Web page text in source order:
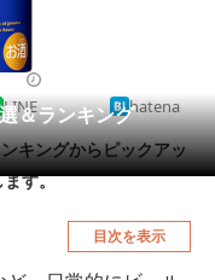
携帯電話
ョン
・CD
＆ランキング
LINE hatena
キングからピックアッ
ます。
目次を表示